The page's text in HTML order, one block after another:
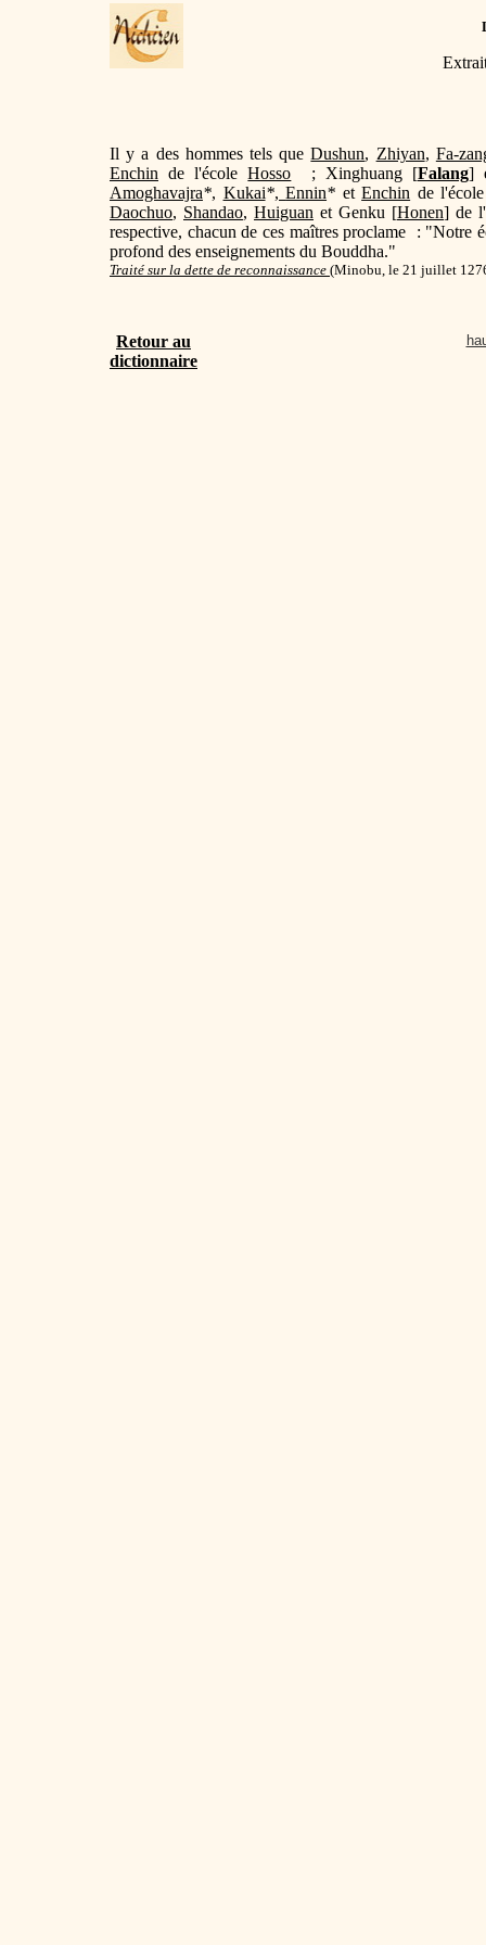
Il y a des hommes tels queDushun, Zhiyan, Fa-
Enchin de l'écoleHosso ; Xinghuang [Falang]
Amoghavajra*, Kukai*,Ennin* etEnchin de
Daochuo, Shandao, Huiguan et Genku [Honen] de
respective, chacun de ces maîtres proclame : "Notre
profond des enseignements du Bouddha."
Traité sur la dette de reconnaissance (Minobu, le 21 juillet
Retour au
dictionnaire